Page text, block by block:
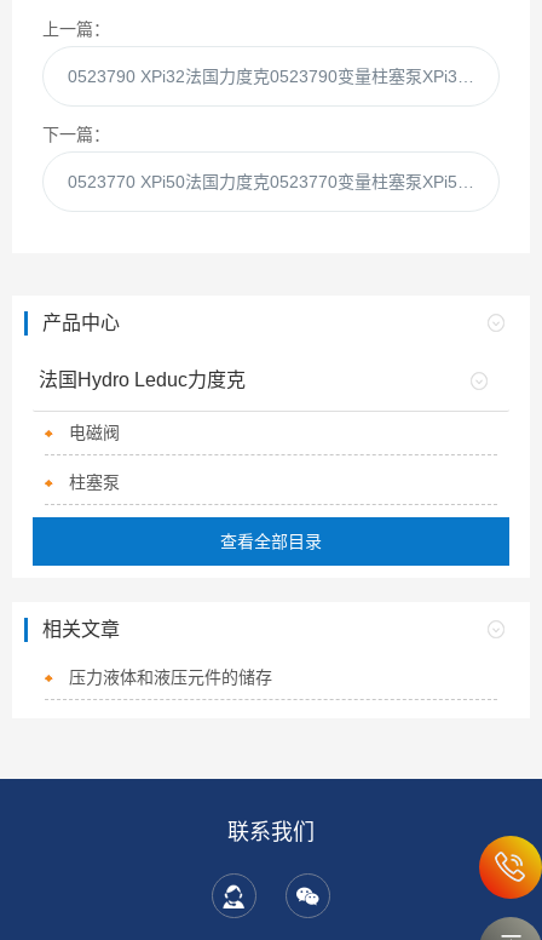
上一篇：
下一篇：
产品中心
法国Hydro Leduc力度克
电磁阀
柱塞泵
查看全部目录
相关文章
压力液体和液压元件的储存
联系我们